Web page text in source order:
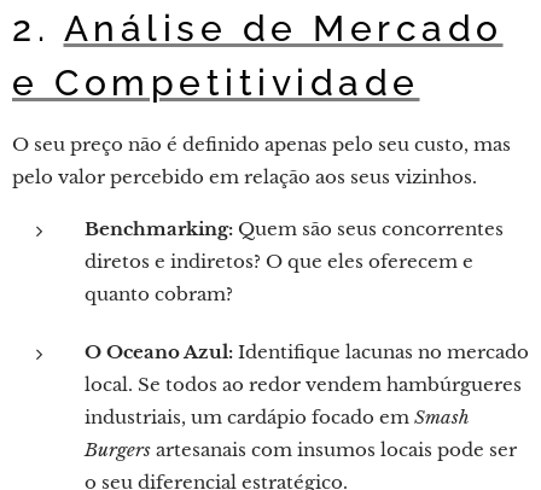
2. Análise de Mercado
e Competitividade
O seu preço não é definido apenas pelo seu custo, mas
pelo valor percebido em relação aos seus vizinhos.
Benchmarking: Quem são seus concorrentes
diretos e indiretos? O que eles oferecem e
quanto cobram?
O Oceano Azul: Identifique lacunas no mercado
local. Se todos ao redor vendem hambúrgueres
industriais, um cardápio focado em Smash
Burgers artesanais com insumos locais pode ser
o seu diferencial estratégico.